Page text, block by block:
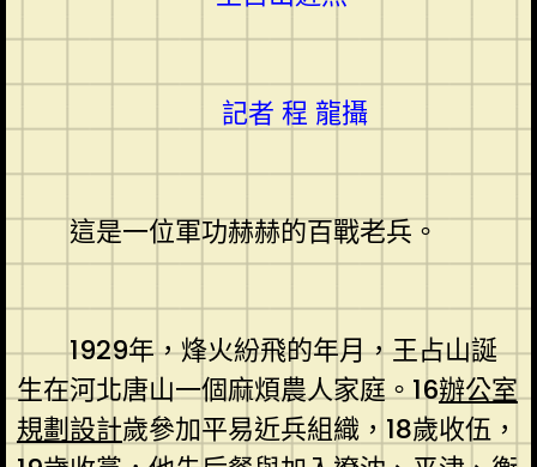
記者 程 龍攝
這是一位軍功赫赫的百戰老兵。
1929年，烽火紛飛的年月，王占山誕
生在河北唐山一個麻煩農人家庭。16辦公室
規劃設計歲參加平易近兵組織，18歲收伍，